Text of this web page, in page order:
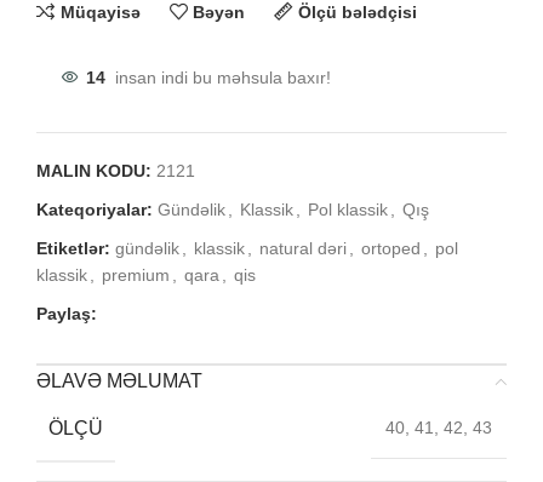
Müqayisə Bəyən Ölçü bələdçisi
14 insan indi bu məhsula baxır!
MALIN KODU: 2121
Kateqoriyalar: Gündəlik Klassik Pol klassik
Qış
Etiketlər: gündəlik klassik natural dəri ortoped
pol
klassik
premium qara
qis
Paylaş:
ƏLAVƏ MƏLUMAT
ÖLÇÜ 40, 41, 42, 43